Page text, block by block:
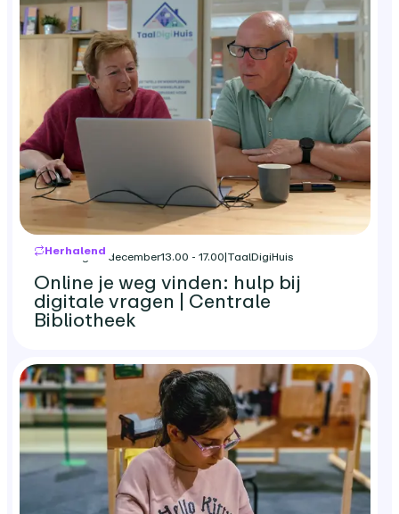
Herhalend
woensdag 23 december13.00 - 17.00|TaalDigiHuis
Online je weg vinden: hulp bij
digitale vragen | Centrale
Bibliotheek